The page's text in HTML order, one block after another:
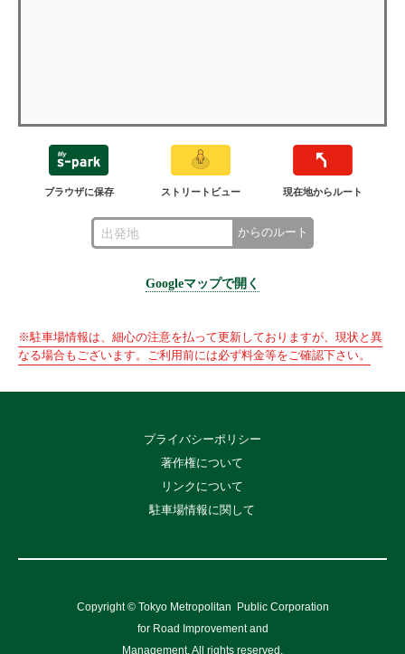
ブラウザに保存 ストリートビュー 現在地からルート
からのルート
Googleマップで開く
※駐車場情報は、細心の注意を払って更新しておりますが、現状と異
なる場合もございます。ご利用前には必ず料金等をご確認下さい。
プライバシーポリシー
著作権について
リンクについて
駐車場情報に関して
Copyright © Tokyo Metropolitan
Public Corporation
for Road Improvement and
Management, All rights reserved.